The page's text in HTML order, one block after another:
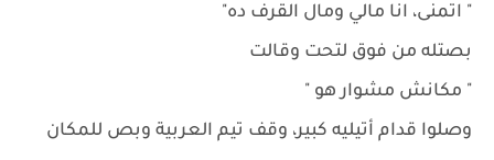
" اتمنى، انا مالي ومال القرف ده"
بصتله من فوق لتحت وقالت
" مكانش مشوار هو "
وصلوا قدام أتيليه كبير، وقف تيم العربية وبص للمكان